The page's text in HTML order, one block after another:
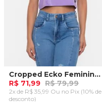
Cropped Ecko Feminina Liliu Lilás
R$ 71,99 R$ 79,99
2x de R$ 35,99 Ou no Pix (10% de
desconto)